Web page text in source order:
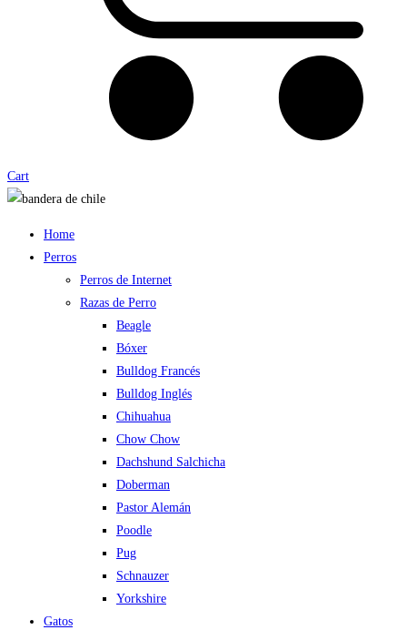
Cart
Home
Perros
Perros de Internet
Razas de Perro
Beagle
Bóxer
Bulldog Francés
Bulldog Inglés
Chihuahua
Chow Chow
Dachshund Salchicha
Doberman
Pastor Alemán
Poodle
Pug
Schnauzer
Yorkshire
Gatos